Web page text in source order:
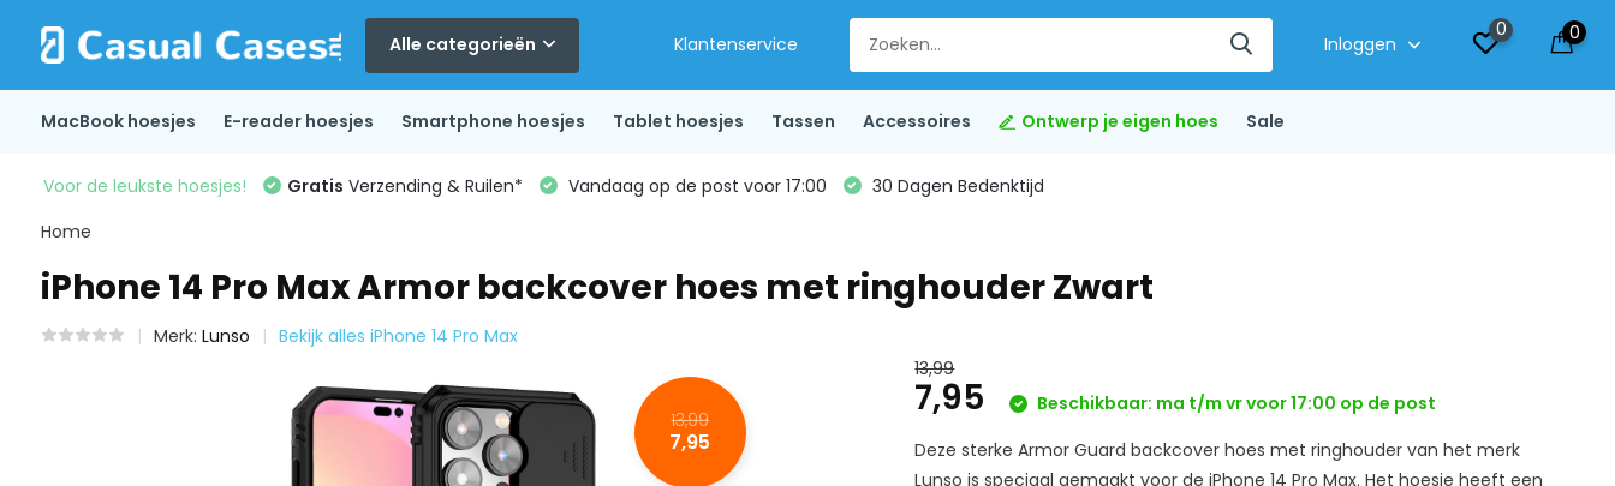
Alle categorieën Klantenservice Inloggen
0 0
MacBook hoesjes E-reader hoesjes Smartphone hoesjes Tablet hoesjes Tassen Accessoires Ontwerp je eigen hoes Sale
Voor de leukste hoesjes! Gratis Verzending & Ruilen* Vandaag op de post voor 17:00
30 Dagen Bedenktijd
Home
iPhone 14 Pro Max Armor backcover hoes met ringhouder Zwart
Merk: Lunso Bekijk alles iPhone 14 Pro Max
13,99
7,95
13,99
7,95
Beschikbaar: ma t/m vr voor 17:00 op de post
Deze sterke Armor Guard backcover hoes met ringhouder van het merk
Lunso is speciaal gemaakt voor de iPhone 14 Pro Max. Het hoesje heeft een